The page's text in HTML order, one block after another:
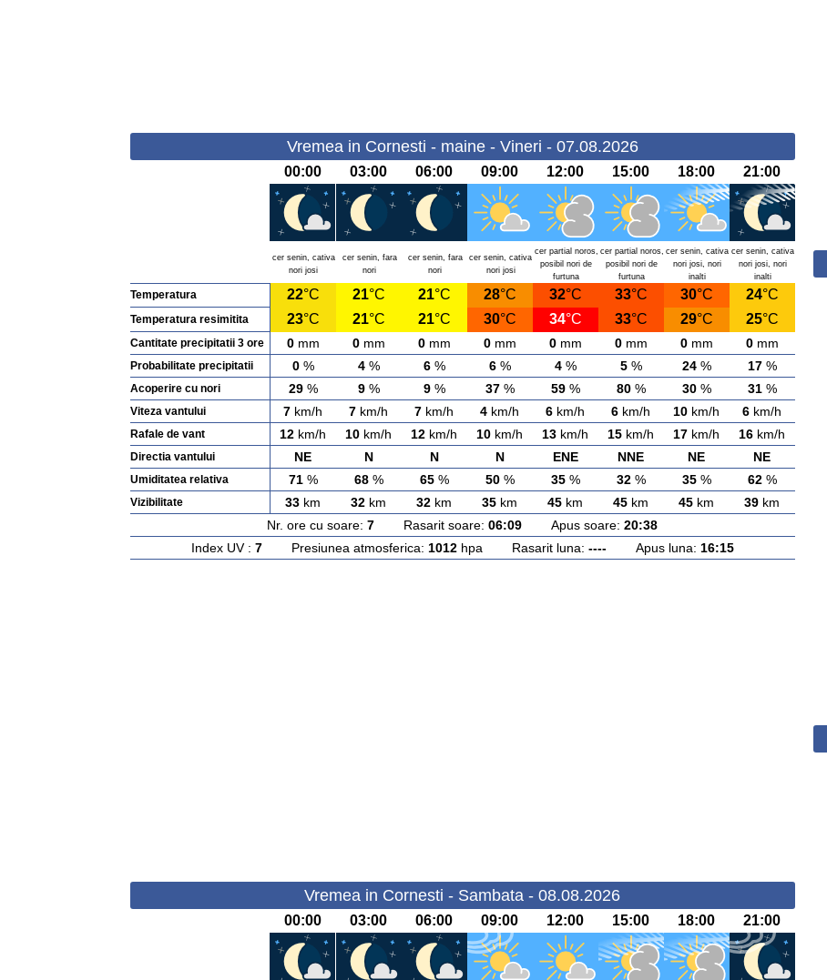
Vremea in Cornesti - maine - Vineri - 07.08.2026
00:00 03:00 06:00 09:00 12:00 15:00 18:00 21:00
cer senin, cativa
nori josi
cer senin, fara
nori
cer senin, fara
nori
cer senin, cativa
nori josi
cer partial noros,
posibil nori de
furtuna
cer partial noros,
posibil nori de
furtuna
cer senin, cativa
nori josi, nori
inalti
cer senin, cativa
nori josi, nori
inalti
Temperatura 22°C 21°C 21°C 28°C 32°C 33°C 30°C 24°C
Temperatura resimitita 23°C 21°C 21°C 30°C 34°C 33°C 29°C 25°C
Cantitate precipitatii 3 ore 0mm 0mm 0mm 0mm 0mm 0mm 0mm 0mm
Probabilitate precipitatii 0% 4% 6% 6% 4% 5% 24% 17%
Acoperire cu nori 29% 9% 9% 37% 59% 80% 30% 31%
Viteza vantului 7 km/h 7 km/h 7 km/h 4 km/h 6 km/h 6 km/h 10 km/h 6 km/h
Rafale de vant 12 km/h 10 km/h 12 km/h 10 km/h 13 km/h 15 km/h 17 km/h 16 km/h
Directia vantului NE N N N ENE NNE NE NE
Umiditatea relativa 71% 68% 65% 50% 35% 32% 35% 62%
Vizibilitate 33 km 32 km 32 km 35 km 45 km 45 km 45 km 39 km
Nr. ore cu soare: 7 Rasarit soare: 06:09 Apus soare: 20:38
Index UV : 7Presiunea atmosferica: 1012hpa Rasarit luna: ----Apus luna: 16:15
Vremea in Cornesti - Sambata - 08.08.2026
00:00 03:00 06:00 09:00 12:00 15:00 18:00 21:00